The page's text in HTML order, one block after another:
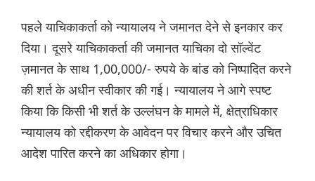
पहले याचिकाकर्ता को न्यायालय ने जमानत देने से इनकार कर
दिया। दूसरे याचिकाकर्ता की जमानत याचिका दो सॉल्वेंट
ज़मानत के साथ 1,00,000/- रुपये के बांड को निष्पादित करने
की शर्त के अधीन स्वीकार की गई। न्यायालय ने आगे स्पष्ट
किया कि किसी भी शर्त के उल्लंघन के मामले में, क्षेत्राधिकार
न्यायालय को रद्दीकरण के आवेदन पर विचार करने और उचित
आदेश पारित करने का अधिकार होगा।